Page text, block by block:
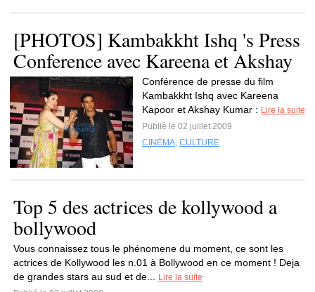
[PHOTOS] Kambakkht Ishq 's Press
Conference avec Kareena et Akshay
Conférence de presse du film
Kambakkht Ishq avec Kareena
Kapoor et Akshay Kumar : Lire la suite
Publié le 02 juillet 2009
CINÉMA, CULTURE
Top 5 des actrices de kollywood a
bollywood
Vous connaissez tous le phénomene du moment, ce sont les
actrices de Kollywood les n.01 à Bollywood en ce moment ! Deja
de grandes stars au sud et de...
Lire la suite